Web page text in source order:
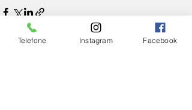
Telefone Instagram Facebook